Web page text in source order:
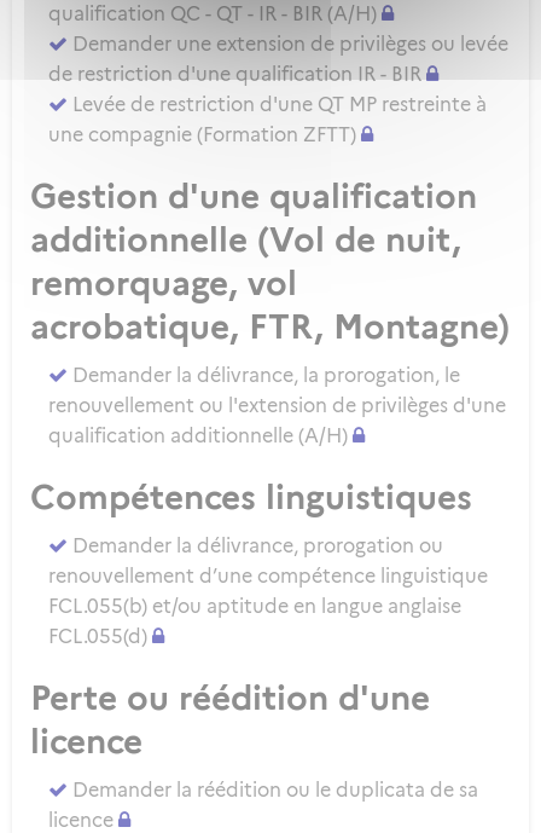
qualification QC - QT - IR - BIR (A/H)
Demander une extension de privilèges ou levée
de restriction d'une qualification IR - BIR
Levée de restriction d'une QT MP restreinte à
une compagnie (Formation ZFTT)
Gestion d'une qualification
additionnelle (Vol de nuit,
remorquage, vol
acrobatique, FTR, Montagne)
Demander la délivrance, la prorogation, le
renouvellement ou l'extension de privilèges d'une
qualification additionnelle (A/H)
Compétences linguistiques
Demander la délivrance, prorogation ou
renouvellement d’une compétence linguistique
FCL.055(b) et/ou aptitude en langue anglaise
FCL.055(d)
Perte ou réédition d'une
licence
Demander la réédition ou le duplicata de sa
licence